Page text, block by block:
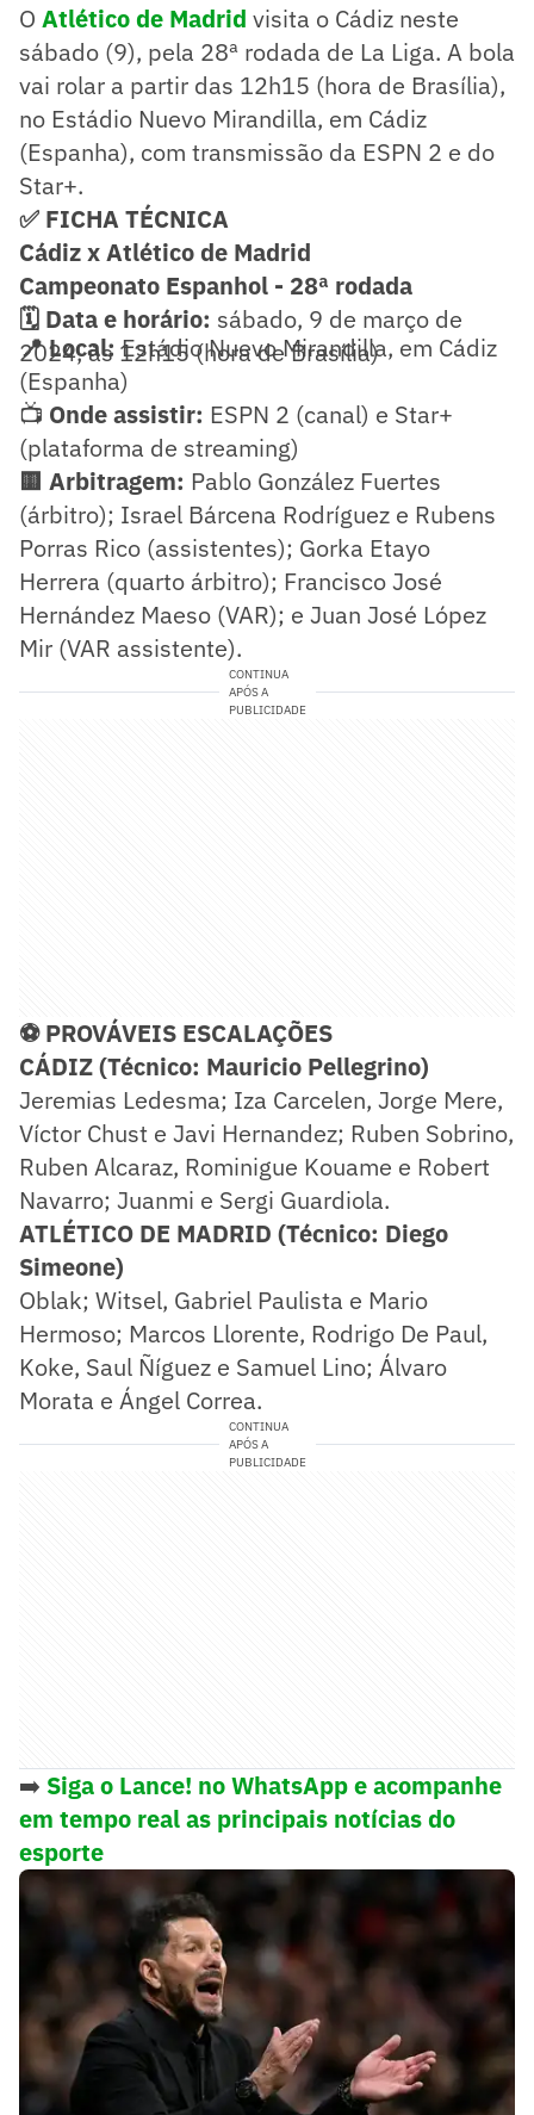
O Atlético de Madrid visita o Cádiz neste
sábado (9), pela 28ª rodada de La Liga. A bola
vai rolar a partir das 12h15 (hora de Brasília),
no Estádio Nuevo Mirandilla, em Cádiz
(Espanha), com transmissão da ESPN 2 e do
Star+.
✅ FICHA TÉCNICA
Cádiz x Atlético de Madrid
Campeonato Espanhol - 28ª rodada
🗓️ Data e horário: sábado, 9 de março de
2024, às 12h15 (hora de Brasília)
📍 Local: Estádio Nuevo Mirandilla, em Cádiz
(Espanha)
📺 Onde assistir: ESPN 2 (canal) e Star+
(plataforma de streaming)
🟨 Arbitragem: Pablo González Fuertes
(árbitro); Israel Bárcena Rodríguez e Rubens
Porras Rico (assistentes); Gorka Etayo
Herrera (quarto árbitro); Francisco José
Hernández Maeso (VAR); e Juan José López
Mir (VAR assistente).
CONTINUA
APÓS A
PUBLICIDADE
⚽ PROVÁVEIS ESCALAÇÕES
CÁDIZ (Técnico: Mauricio Pellegrino)
Jeremias Ledesma; Iza Carcelen, Jorge Mere,
Víctor Chust e Javi Hernandez; Ruben Sobrino,
Ruben Alcaraz, Rominigue Kouame e Robert
Navarro; Juanmi e Sergi Guardiola.
ATLÉTICO DE MADRID (Técnico: Diego
Simeone)
Oblak; Witsel, Gabriel Paulista e Mario
Hermoso; Marcos Llorente, Rodrigo De Paul,
Koke, Saul Ñíguez e Samuel Lino; Álvaro
Morata e Ángel Correa.
CONTINUA
APÓS A
PUBLICIDADE
➡️ Siga o Lance! no WhatsApp e acompanhe
em tempo real as principais notícias do
esporte